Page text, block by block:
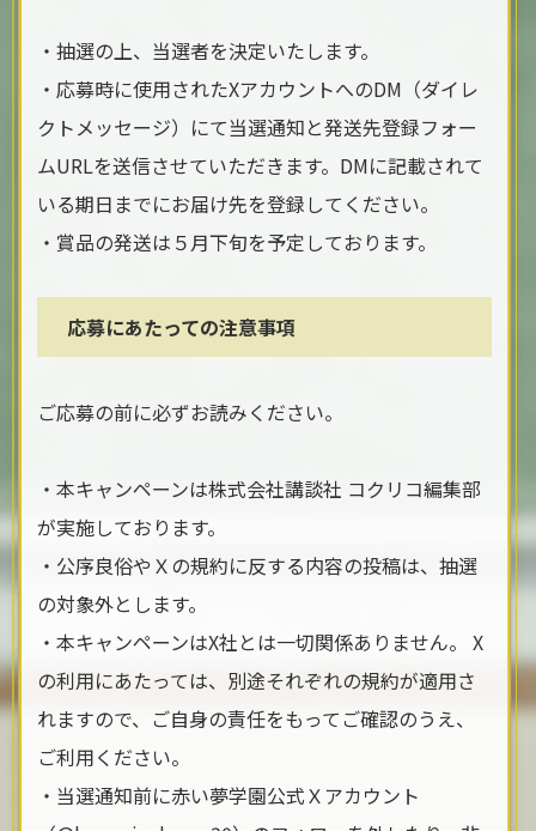
・抽選の上、当選者を決定いたします。
・応募時に使用されたXアカウントへのDM（ダイレ
クトメッセージ）にて当選通知と発送先登録フォー
ムURLを送信させていただきます。DMに記載されて
いる期日までにお届け先を登録してください。
・賞品の発送は５月下旬を予定しております。
応募にあたっての注意事項
ご応募の前に必ずお読みください。
・本キャンペーンは株式会社講談社 コクリコ編集部
が実施しております。
・公序良俗やＸの規約に反する内容の投稿は、抽選
の対象外とします。
・本キャンペーンはX社とは一切関係ありません。 X
の利用にあたっては、別途それぞれの規約が適用さ
れますので、ご自身の責任をもってご確認のうえ、
ご利用ください。
・当選通知前に赤い夢学園公式Ｘアカウント